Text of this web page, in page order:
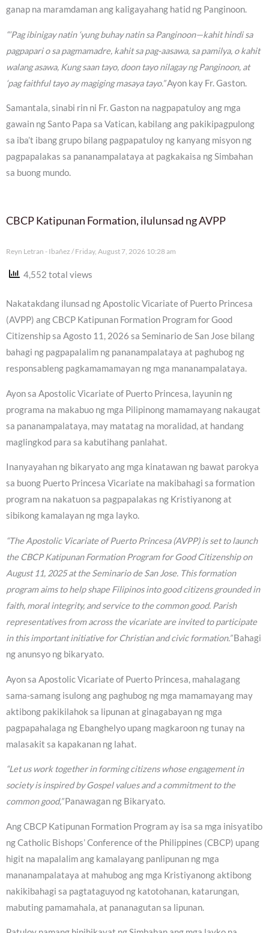
ganap na maramdaman ang kaligayahang hatid ng Panginoon.
“‘Pag ibinigay natin ‘yung buhay natin sa Panginoon—kahit hindi sa
pagpapari o sa pagmamadre, kahit sa pag-aasawa, sa pamilya, o kahit
walang asawa, Kung saan tayo, doon tayo nilagay ng Panginoon, at
‘pag faithful tayo ay magiging masaya tayo.”Ayon kay Fr. Gaston.
Samantala, sinabi rin ni Fr. Gaston na nagpapatuloy ang mga
gawain ng Santo Papa sa Vatican, kabilang ang pakikipagpulong
sa iba’t ibang grupo bilang pagpapatuloy ng kanyang misyon ng
pagpapalakas sa pananampalataya at pagkakaisa ng Simbahan
sa buong mundo.
CBCP Katipunan Formation, ilulunsad ng AVPP
Reyn Letran - Ibañez Friday, August 7, 2026 10:28 am
4,552 total views
Nakatakdang ilunsad ng Apostolic Vicariate of Puerto Princesa
(AVPP) ang CBCP Katipunan Formation Program for Good
Citizenship sa Agosto 11, 2026 sa Seminario de San Jose bilang
bahagi ng pagpapalalim ng pananampalataya at paghubog ng
responsableng pagkamamamayan ng mga mananampalataya.
Ayon sa Apostolic Vicariate of Puerto Princesa, layunin ng
programa na makabuo ng mga Pilipinong mamamayang nakaugat
sa pananampalataya, may matatag na moralidad, at handang
maglingkod para sa kabutihang panlahat.
Inanyayahan ng bikaryato ang mga kinatawan ng bawat parokya
sa buong Puerto Princesa Vicariate na makibahagi sa formation
program na nakatuon sa pagpapalakas ng Kristiyanong at
sibikong kamalayan ng mga layko.
“The Apostolic Vicariate of Puerto Princesa (AVPP) is set to launch
the CBCP Katipunan Formation Program for Good Citizenship on
August 11, 2025 at the Seminario de San Jose. This formation
program aims to help shape Filipinos into good citizens grounded in
faith, moral integrity, and service to the common good. Parish
representatives from across the vicariate are invited to participate
in this important initiative for Christian and civic formation.”Bahagi
ng anunsyo ng bikaryato.
Ayon sa Apostolic Vicariate of Puerto Princesa, mahalagang
sama-samang isulong ang paghubog ng mga mamamayang may
aktibong pakikilahok sa lipunan at ginagabayan ng mga
pagpapahalaga ng Ebanghelyo upang magkaroon ng tunay na
malasakit sa kapakanan ng lahat.
“Let us work together in forming citizens whose engagement in
society is inspired by Gospel values and a commitment to the
common good,”Panawagan ng Bikaryato.
Ang CBCP Katipunan Formation Program ay isa sa mga inisyatibo
ng Catholic Bishops’ Conference of the Philippines (CBCP) upang
higit na mapalalim ang kamalayang panlipunan ng mga
mananampalataya at mahubog ang mga Kristiyanong aktibong
nakikibahagi sa pagtataguyod ng katotohanan, katarungan,
mabuting pamamahala, at pananagutan sa lipunan.